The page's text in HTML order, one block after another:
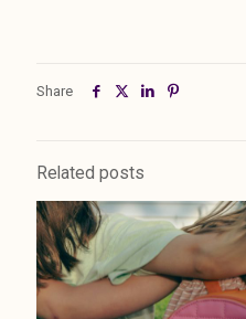
Share
Related posts